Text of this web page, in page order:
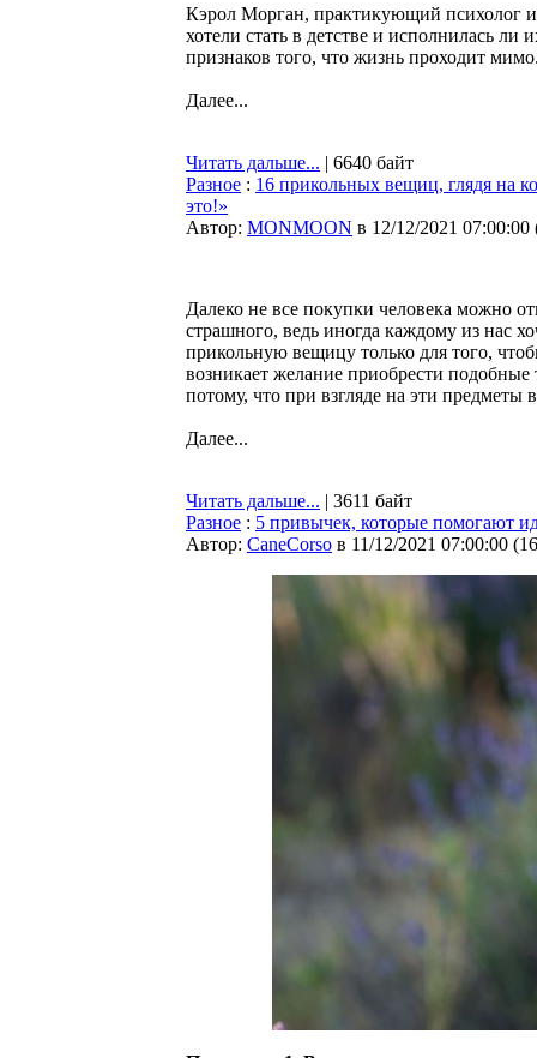
Кэрол Морган, практикующий психолог и
хотели стать в детстве и исполнилась ли
признаков того, что жизнь проходит
Далее...
Читать дальше... | 6640 байт
Разное : 16 прикольных вещиц, глядя на
это!»
Автор: MONMOON в 12/12/2021 07:00:00
Далеко не все покупки человека можно
страшного, ведь иногда каждому из нас
прикольную вещицу только для того,
возникает желание приобрести
потому, что при взгляде на эти
Далее...
Читать дальше... | 3611 байт
Разное : 5 привычек, которые помогают
Автор: CaneCorso в 11/12/2021 07:00:00 (